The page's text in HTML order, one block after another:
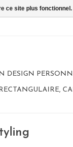
DESIGN
ce site plus